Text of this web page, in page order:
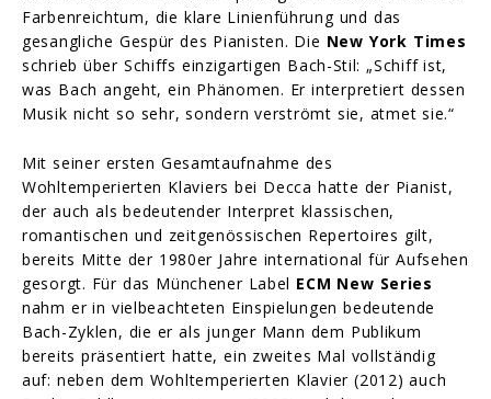
Farbenreichtum, die klare Linienführung und das
gesangliche Gespür des Pianisten. Die New York Times
schrieb über Schiffs einzigartigen Bach-Stil: „Schiff ist,
was Bach angeht, ein Phänomen. Er interpretiert dessen
Musik nicht so sehr, sondern verströmt sie, atmet sie.“
Mit seiner ersten Gesamtaufnahme des
Wohltemperierten Klaviers bei Decca hatte der Pianist,
der auch als bedeutender Interpret klassischen,
romantischen und zeitgenössischen Repertoires gilt,
bereits Mitte der 1980er Jahre international für Aufsehen
gesorgt. Für das Münchener Label ECM New Series
nahm er in vielbeachteten Einspielungen bedeutende
Bach-Zyklen, die er als junger Mann dem Publikum
bereits präsentiert hatte, ein zweites Mal vollständig
auf: neben dem Wohltemperierten Klavier (2012) auch